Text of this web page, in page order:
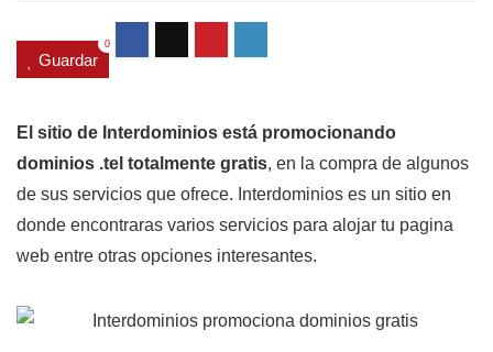
Guardar
0
El sitio de Interdominios está promocionando
dominios .tel totalmente gratis, en la compra de algunos
de sus servicios que ofrece. Interdominios es un sitio en
donde encontraras varios servicios para alojar tu pagina
web entre otras opciones interesantes.